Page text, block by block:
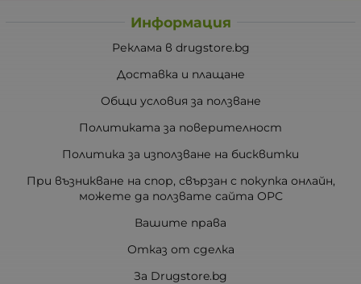
Информация
Реклама в drugstore.bg
Доставка и плащане
Общи условия за ползване
Политиката за поверителност
Политика за използване на бисквитки
При възникване на спор, свързан с покупка онлайн,
можете да ползвате сайта ОРС
Вашите права
Отказ от сделка
За Drugstore.bg